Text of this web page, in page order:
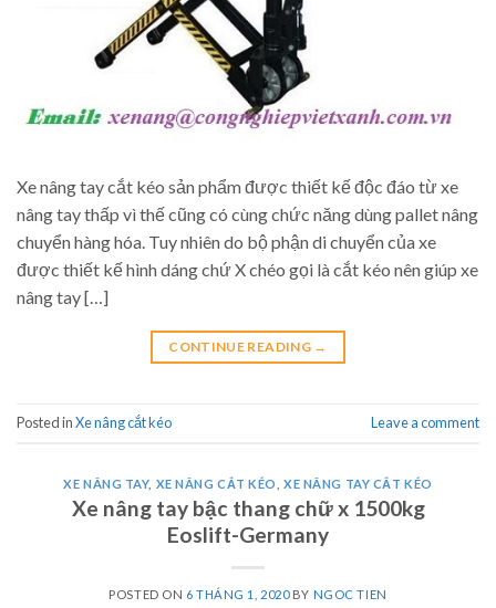
Xe nâng tay cắt kéo sản phẩm được thiết kế độc đáo từ xe
nâng tay thấp vì thế cũng có cùng chức năng dùng pallet nâng
chuyển hàng hóa. Tuy nhiên do bộ phận di chuyển của xe
được thiết kế hình dáng chứ X chéo gọi là cắt kéo nên giúp xe
nâng tay […]
CONTINUE READING →
Posted inXe nâng cắt kéo Leave a comment
XE NÂNG TAY, XE NÂNG CẮT KÉO ,XE NÂNG TAY CẮT KÉO
Xe nâng tay bậc thang chữ x 1500kg
Eoslift-Germany
POSTED ON 6 THÁNG 1, 2020BY NGOC TIEN